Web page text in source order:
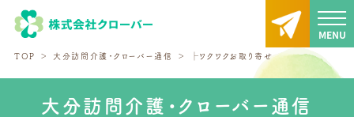
TOP 大分訪問介護・クローバー通信 ├ワクワクお取り寄せ
大分訪問介護・クローバー通信